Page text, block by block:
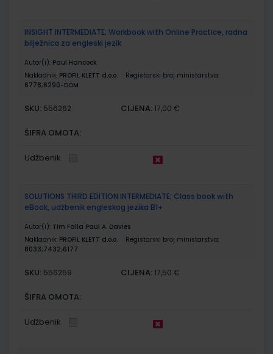
INSIGHT INTERMEDIATE; Workbook with Online Practice, radna
bilježnica za engleski jezik
Autor(i): Paul Hancock
Nakladnik: PROFIL KLETT d.o.o.
Registarski broj ministarstva:
6778;6290-DOM
SKU: 556262 CIJENA: 17,00 €
ŠIFRA OMOTA:
Udžbenik
SOLUTIONS THIRD EDITION INTERMEDIATE; Class book with
eBook, udžbenik engleskog jezika B1+
Autor(i): Tim Falla Paul A. Davies
Nakladnik: PROFIL KLETT d.o.o.
Registarski broj ministarstva:
8033;7432;6177
SKU: 556259 CIJENA: 17,50 €
ŠIFRA OMOTA:
Udžbenik